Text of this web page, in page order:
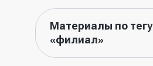
Материалы по тегу
«филиал»